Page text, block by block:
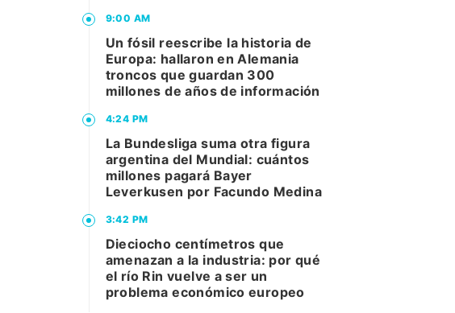
9:00 AM
Un fósil reescribe la historia de
Europa: hallaron en Alemania
troncos que guardan 300
millones de años de información
4:24 PM
La Bundesliga suma otra figura
argentina del Mundial: cuántos
millones pagará Bayer
Leverkusen por Facundo Medina
3:42 PM
Dieciocho centímetros que
amenazan a la industria: por qué
el río Rin vuelve a ser un
problema económico europeo